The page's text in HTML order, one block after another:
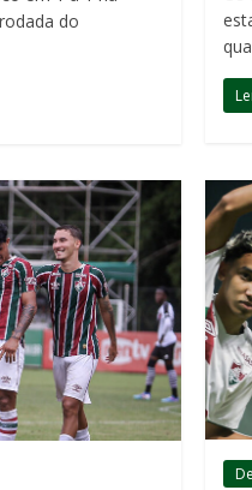
do